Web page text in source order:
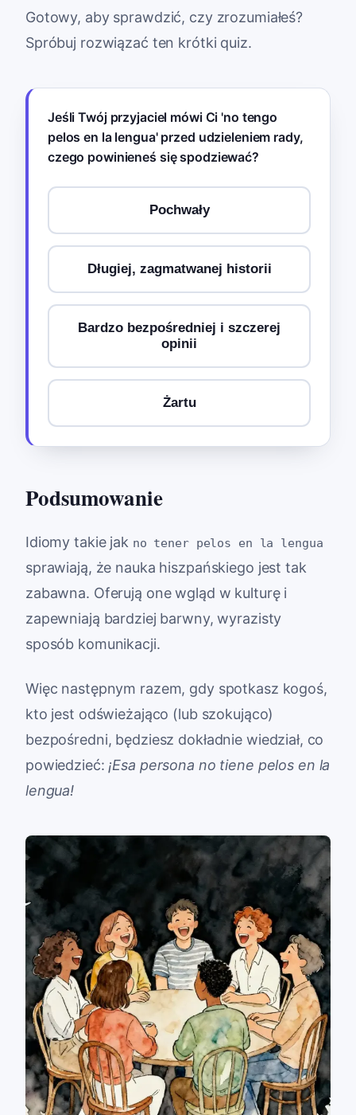
Gotowy, aby sprawdzić, czy zrozumiałeś?
Spróbuj rozwiązać ten krótki quiz.
Jeśli Twój przyjaciel mówi Ci 'no tengo
pelos en la lengua' przed udzieleniem rady,
czego powinieneś się spodziewać?
Pochwały
Długiej, zagmatwanej historii
Bardzo bezpośredniej i szczerej
opinii
Żartu
Podsumowanie
Idiomy takie jak no tener pelos en la lengua
sprawiają, że nauka hiszpańskiego jest tak
zabawna. Oferują one wgląd w kulturę i
zapewniają bardziej barwny, wyrazisty
sposób komunikacji.
Więc następnym razem, gdy spotkasz kogoś,
kto jest odświeżająco (lub szokująco)
bezpośredni, będziesz dokładnie wiedział, co
powiedzieć: ¡Esa persona no tiene pelos en la
lengua!